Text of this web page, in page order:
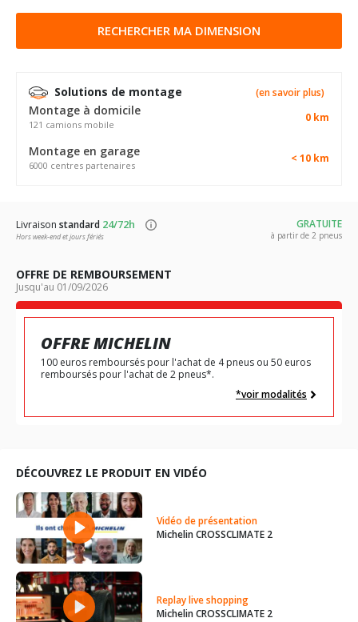
RECHERCHER MA DIMENSION
Solutions de montage (en savoir plus)
Montage à domicile
121 camions mobile
0 km
Montage en garage
6000 centres partenaires
< 10 km
Livraison standard 24/72h
Hors week-end et jours fériés
GRATUITE
à partir de 2 pneus
OFFRE DE REMBOURSEMENT
Jusqu'au 01/09/2026
OFFRE MICHELIN
100 euros remboursés pour l'achat de 4 pneus ou 50 euros
remboursés pour l'achat de 2 pneus*.
*voir modalités
DÉCOUVREZ LE PRODUIT EN VIDÉO
Vidéo de présentation
Michelin CROSSCLIMATE 2
Replay live shopping
Michelin CROSSCLIMATE 2